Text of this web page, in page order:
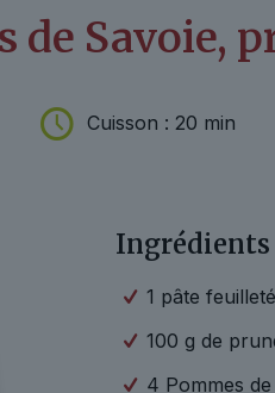
de Savoie,
Cuisson : 20 min
Ingrédients
1 pâte
100 g de
4 Pommes